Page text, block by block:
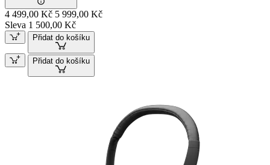
4 499,00 Kč 5 999,00 Kč
Sleva 1 500,00 Kč
Přidat do košíku
Přidat do košíku